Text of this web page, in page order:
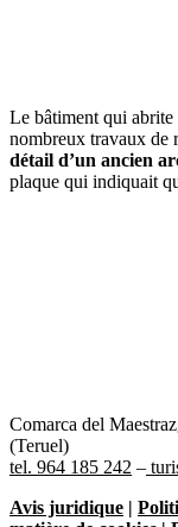
Le bâtiment qui abrite
nombreux travaux de
détail d’un ancien
plaque qui indiquait
Comarca del
(Teruel)
tel. 964 185 242 –
Avis juridique |